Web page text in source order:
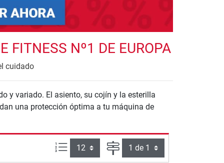
FITNESS Nº1 DE EUROPA
cuidado
y variado. El asiento, su cojín y la esterilla
una protección óptima a tu máquina de
Artículos por página:
Página